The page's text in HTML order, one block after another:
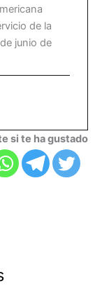
de la
junio de
si te ha gustado